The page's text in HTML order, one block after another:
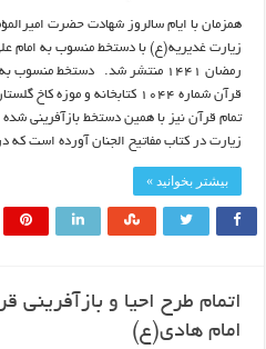
همزمان با ایام سالروز شهادت حضرت
زیارت غدیریه(ع) با دستخط منسوب به امام
رمضان ۱۴۴۱ منتشر شد. دستخط
قرآن شماره ۱۰۴۴ کتابخانه و
تمام قرآن نیز با همین دستخط بازآفرینی
زیارت در کتاب مفاتیح الجنان آورده است که
بیشتر بخوانید »
اتمام طرح احیا و
امام هادی(ع)